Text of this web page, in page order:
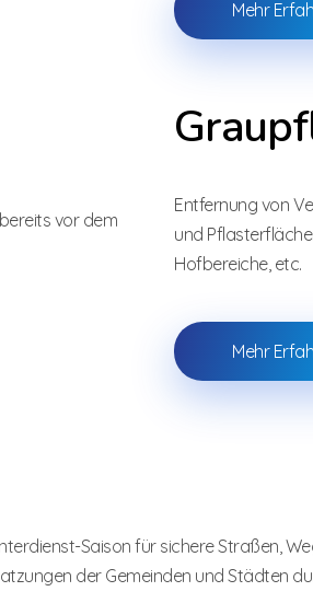
Mehr
vor dem
Entfernung von
und
Hofbereiche, etc.
Mehr
Saison für sichere Straßen,
der Gemeinden und Städten